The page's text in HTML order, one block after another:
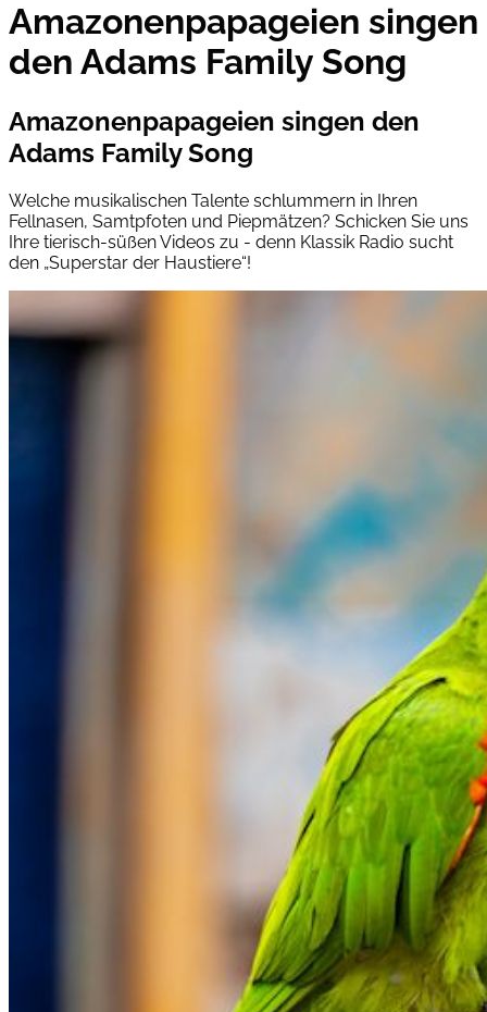
Amazonenpapageien singen
den Adams Family Song
Amazonenpapageien singen den
Adams Family Song
Welche musikalischen Talente schlummern in Ihren
Fellnasen, Samtpfoten und Piepmätzen? Schicken Sie uns
Ihre tierisch-süßen Videos zu - denn Klassik Radio sucht
den „Superstar der Haustiere“!